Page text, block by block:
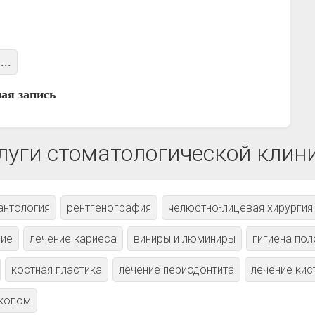
запись
стоматологической
рентгенография челюстно-лицевая хирургия
лечение кариеса виниры и люминиры гигиена
костная пластика лечение периодонтита лечение